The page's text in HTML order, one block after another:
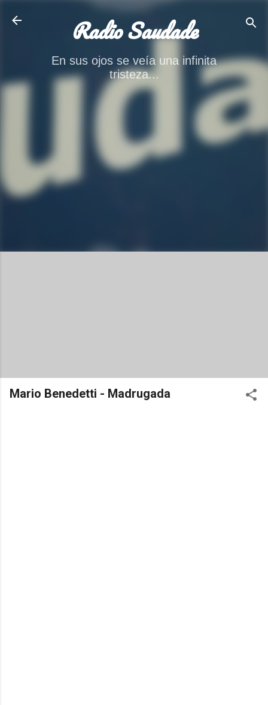
Radio Saudade
En sus ojos se veía una infinita
tristeza...
Mario Benedetti - Madrugada